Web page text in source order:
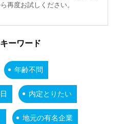
再度お試しください。
ーワード
年齢不問
内定とりたい
地元の有名企業